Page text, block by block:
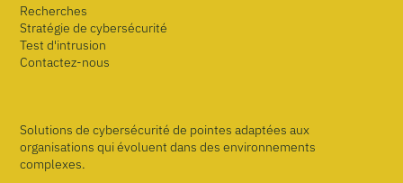
Recherches
Stratégie de cybersécurité
Test d'intrusion
Contactez-nous
Solutions de cybersécurité de pointes adaptées aux
organisations qui évoluent dans des environnements
complexes.